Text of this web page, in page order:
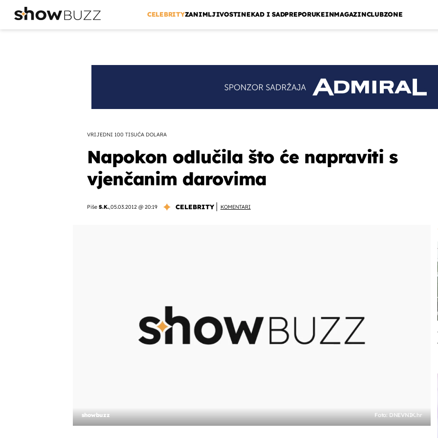
CELEBRITYZANIMLJIVOSTINEKAD I SADPREPORUKEINMAGAZINCLUBZONE
VRIJEDNI 100 TISUĆA DOLARA
Napokon odlučila što će napraviti s
vjenčanim darovima
Piše S.K.,05.03.2012 @ 20:19 CELEBRITY KOMENTARI
showbuzz Foto: DNEVNIK.hr